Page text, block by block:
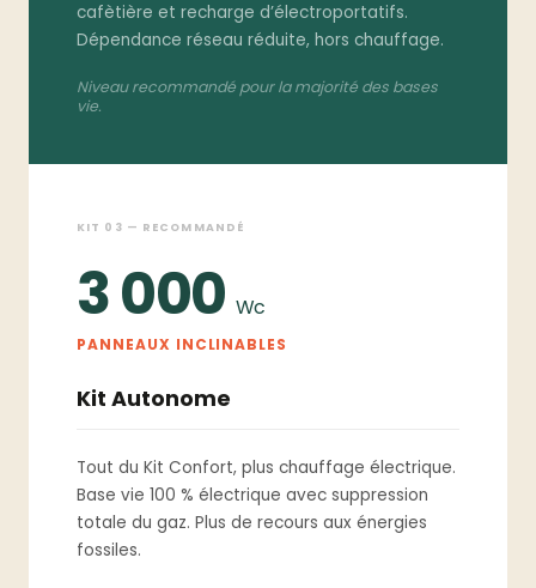
cafètière et recharge d’électroportatifs.
Dépendance réseau réduite, hors chauffage.
Niveau recommandé pour la majorité des bases
vie.
KIT 03 — RECOMMANDÉ
3 000Wc
PANNEAUX INCLINABLES
Kit Autonome
Tout du Kit Confort, plus chauffage électrique.
Base vie 100 % électrique avec suppression
totale du gaz. Plus de recours aux énergies
fossiles.